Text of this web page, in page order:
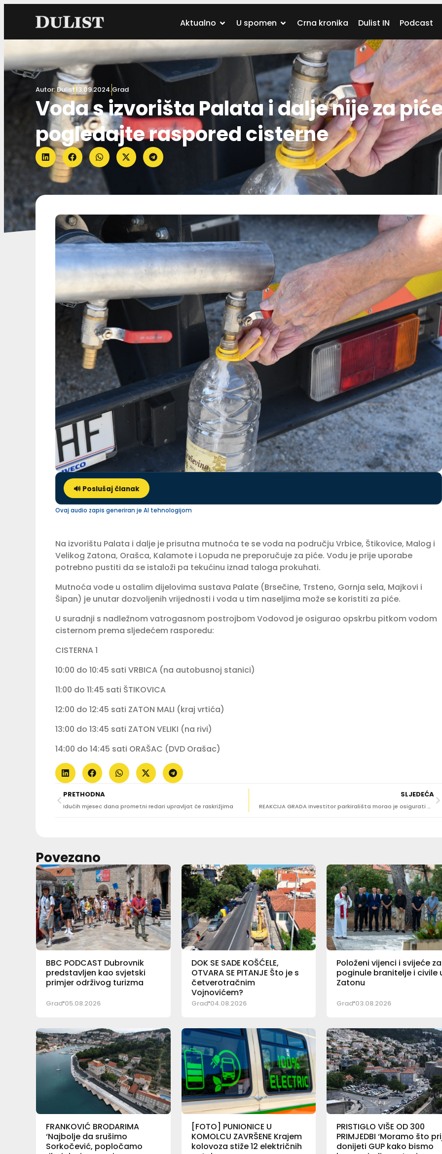
Aktualno U spomen Crna kronika Dulist IN Podcast
Autor:Dulist13.09.2024.Grad
Voda s izvorišta Palata i dalje nije za
pogledajte raspored cisterne
🔊 Poslušaj članak
Ovaj audio zapis generiran je AI tehnologijom
Na izvorištu Palata i dalje je prisutna mutnoća te se voda na području Vrbice, Štikovice, Malog i
Velikog Zatona, Orašca, Kalamote i Lopuda ne preporučuje za piće. Vodu je prije uporabe
potrebno pustiti da se istaloži pa tekućinu iznad taloga prokuhati.
Mutnoća vode u ostalim dijelovima sustava Palate (Brsečine, Trsteno, Gornja sela, Majkovi i
Šipan) je unutar dozvoljenih vrijednosti i voda u tim naseljima može se koristiti za piće.
U suradnji s nadležnom vatrogasnom postrojbom Vodovod je osigurao opskrbu pitkom vodom
cisternom prema sljedećem rasporedu:
CISTERNA 1
10:00 do 10:45 sati VRBICA (na autobusnoj stanici)
11:00 do 11:45 sati ŠTIKOVICA
12:00 do 12:45 sati ZATON MALI (kraj vrtića)
13:00 do 13:45 sati ZATON VELIKI (na rivi)
14:00 do 14:45 sati ORAŠAC (DVD Orašac)
PRETHODNA
Idućih mjesec dana prometni redari upravljat će raskrižjima
SLJEDEĆA
REAKCIJA GRADA Investitor parkirališta morao je osigurati adekvatnu oborinsku odvodnju
Povezano
BBC PODCAST Dubrovnik
predstavljen kao svjetski
primjer održivog turizma
Grad 05.08.2026
DOK SE SADE KOŠĆELE,
OTVARA SE PITANJE Što je s
četverotračnim
Vojnovićem?
Grad 04.08.2026
Položeni vijenci i svijeće za
poginule branitelje i civile
Zatonu
Grad 03.08.2026
FRANKOVIĆ BRODARIMA
‘Najbolje da srušimo
Sorkočević, popločamo
[FOTO] PUNIONICE U
KOMOLCU ZAVRŠENE Krajem
kolovoza stiže 12 električnih
PRISTIGLO VIŠE OD 300
PRIMJEDBI ‘Moramo što
donijeti GUP kako bismo